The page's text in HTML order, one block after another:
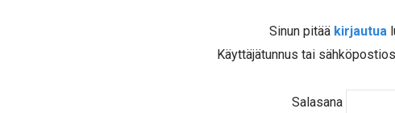
Sinun pitää kirjautua
Käyttäjätunnus tai
Salasana